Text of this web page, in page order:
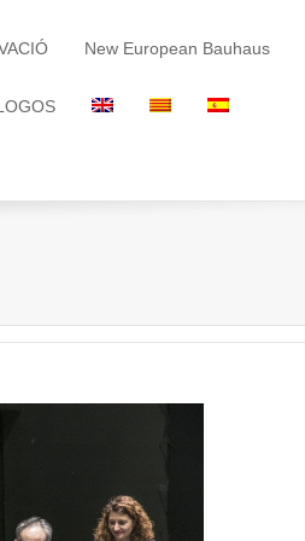
New European Bauhaus